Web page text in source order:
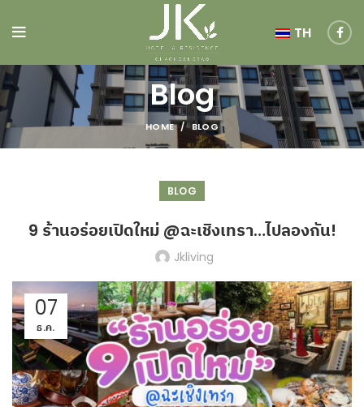
TH
Blog
HOME BLOG
BLOG
9 ร้านอร่อยเปิดใหม่ @ฉะเชิงเทรา…ไปลองกัน!
Jkliving
07
ธ.ค.